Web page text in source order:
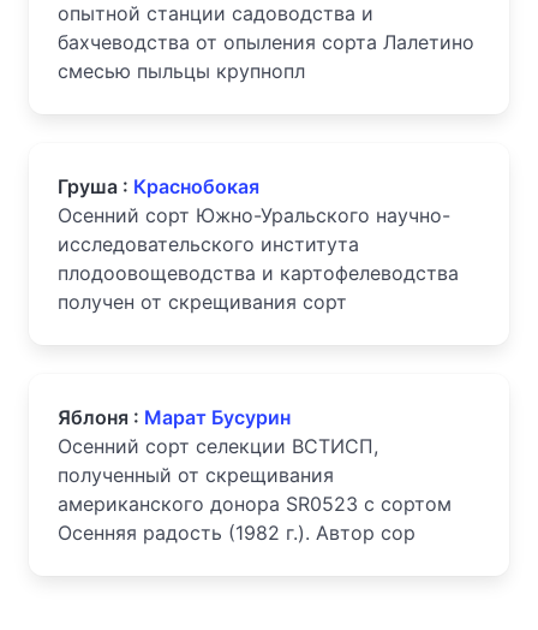
опытной станции садоводства и
бахчеводства от опыления сорта Лалетино
смесью пыльцы крупнопл
Груша : Краснобокая
Осенний сорт Южно-Уральского научно-
исследовательского института
плодоовощеводства и картофелеводства
получен от скрещивания сорт
Яблоня : Марат Бусурин
Осенний сорт селекции ВСТИСП,
полученный от скрещивания
американского донора SR0523 с сортом
Осенняя радость (1982 г.). Автор сор